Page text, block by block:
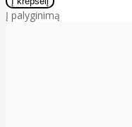
Į palyginimą